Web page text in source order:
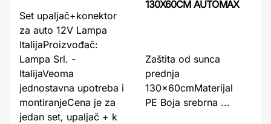
Set upaljač+konektor
za auto 12V Lampa
ItalijaProizvođač:
Lampa Srl. -
ItalijaVeoma
jednostavna upotreba i
montiranjeCena je za
jedan set, upaljač + k
130X60CM AUTOMAX
Zaštita od sunca
prednja
130x60cmMaterijal
PE Boja srebrna ...